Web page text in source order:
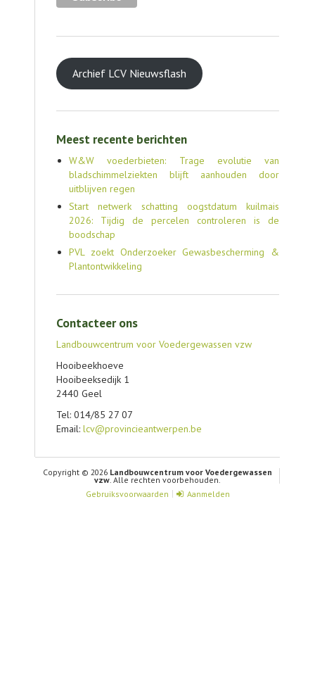
Archief LCV Nieuwsflash
Meest recente berichten
W&W voederbieten: Trage evolutie van
bladschimmelziekten blijft aanhouden door
uitblijven regen
Start netwerk schatting oogstdatum kuilmais
2026: Tijdig de percelen controleren is de
boodschap
PVL zoekt Onderzoeker Gewasbescherming &
Plantontwikkeling
Contacteer ons
Landbouwcentrum voor Voedergewassen vzw
Hooibeekhoeve
Hooibeeksedijk 1
2440 Geel
Tel: 014/85 27 07
Email: lcv@provincieantwerpen.be
Copyright © 2026 Landbouwcentrum voor Voedergewassen
vzw. Alle rechten voorbehouden.
Gebruiksvoorwaarden
Aanmelden